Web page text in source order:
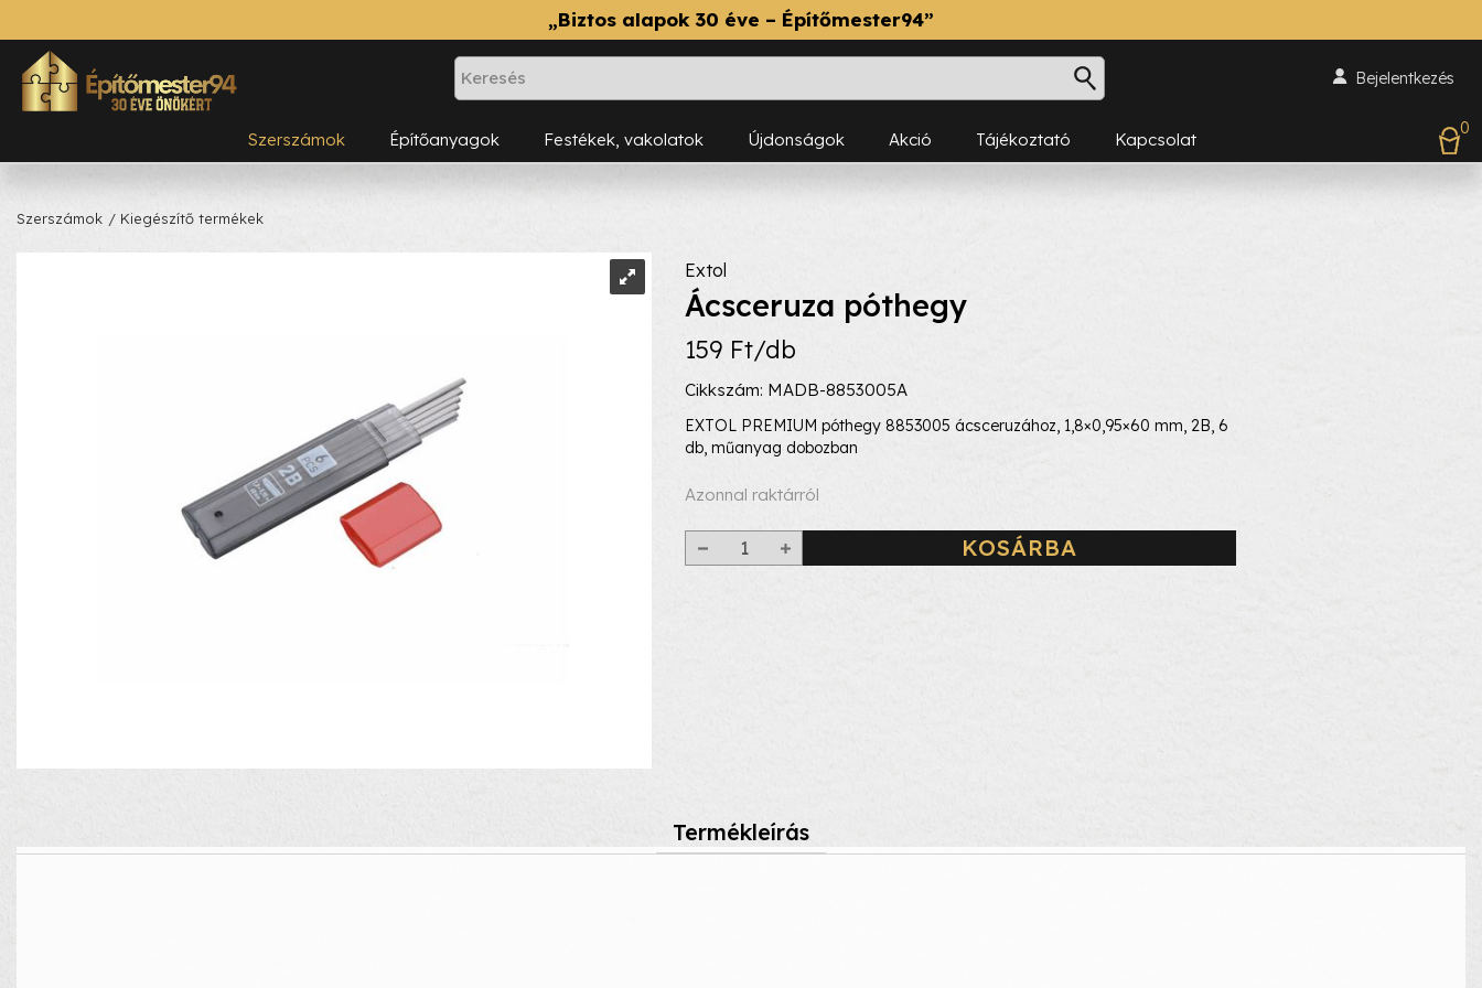
„Biztos alapok 30 éve – Építőmester94”
Bejelentkezés
Szerszámok Építőanyagok Festékek, vakolatok Újdonságok Akció Tájékoztató Kapcsolat
0
Szerszámok / Kiegészítő termékek
Extol
Ácsceruza póthegy
159 Ft/db
Cikkszám: MADB-8853005A
EXTOL PREMIUM póthegy 8853005 ácsceruzához, 1,8×0,95×60 mm, 2B, 6
db, műanyag dobozban
Azonnal raktárról
KOSÁRBA
Termékleírás